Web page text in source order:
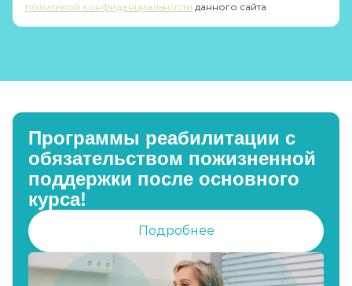
политикой конфиденциальности данного сайта
Программы реабилитации с
обязательством пожизненной
поддержки после основного
курса!
Подробнее